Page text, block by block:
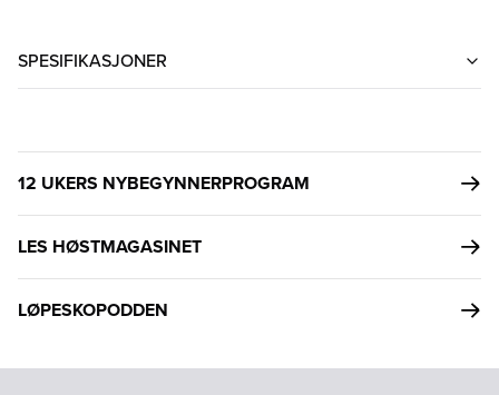
SPESIFIKASJONER
12 UKERS NYBEGYNNERPROGRAM
LES HØSTMAGASINET
LØPESKOPODDEN